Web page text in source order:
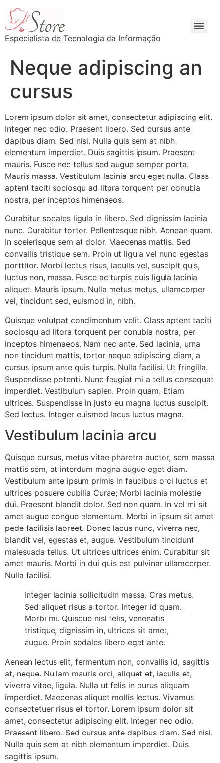
Especialista de Tecnologia da Informação
Neque adipiscing an
cursus
Lorem ipsum dolor sit amet, consectetur adipiscing elit.
Integer nec odio. Praesent libero. Sed cursus ante
dapibus diam. Sed nisi. Nulla quis sem at nibh
elementum imperdiet. Duis sagittis ipsum. Praesent
mauris. Fusce nec tellus sed augue semper porta.
Mauris massa. Vestibulum lacinia arcu eget nulla. Class
aptent taciti sociosqu ad litora torquent per conubia
nostra, per inceptos himenaeos.
Curabitur sodales ligula in libero. Sed dignissim lacinia
nunc. Curabitur tortor. Pellentesque nibh. Aenean quam.
In scelerisque sem at dolor. Maecenas mattis. Sed
convallis tristique sem. Proin ut ligula vel nunc egestas
porttitor. Morbi lectus risus, iaculis vel, suscipit quis,
luctus non, massa. Fusce ac turpis quis ligula lacinia
aliquet. Mauris ipsum. Nulla metus metus, ullamcorper
vel, tincidunt sed, euismod in, nibh.
Quisque volutpat condimentum velit. Class aptent taciti
sociosqu ad litora torquent per conubia nostra, per
inceptos himenaeos. Nam nec ante. Sed lacinia, urna
non tincidunt mattis, tortor neque adipiscing diam, a
cursus ipsum ante quis turpis. Nulla facilisi. Ut fringilla.
Suspendisse potenti. Nunc feugiat mi a tellus consequat
imperdiet. Vestibulum sapien. Proin quam. Etiam
ultrices. Suspendisse in justo eu magna luctus suscipit.
Sed lectus. Integer euismod lacus luctus magna.
Vestibulum lacinia arcu
Quisque cursus, metus vitae pharetra auctor, sem massa
mattis sem, at interdum magna augue eget diam.
Vestibulum ante ipsum primis in faucibus orci luctus et
ultrices posuere cubilia Curae; Morbi lacinia molestie
dui. Praesent blandit dolor. Sed non quam. In vel mi sit
amet augue congue elementum. Morbi in ipsum sit amet
pede facilisis laoreet. Donec lacus nunc, viverra nec,
blandit vel, egestas et, augue. Vestibulum tincidunt
malesuada tellus. Ut ultrices ultrices enim. Curabitur sit
amet mauris. Morbi in dui quis est pulvinar ullamcorper.
Nulla facilisi.
Integer lacinia sollicitudin massa. Cras metus.
Sed aliquet risus a tortor. Integer id quam.
Morbi mi. Quisque nisl felis, venenatis
tristique, dignissim in, ultrices sit amet,
augue. Proin sodales libero eget ante.
Aenean lectus elit, fermentum non, convallis id, sagittis
at, neque. Nullam mauris orci, aliquet et, iaculis et,
viverra vitae, ligula. Nulla ut felis in purus aliquam
imperdiet. Maecenas aliquet mollis lectus. Vivamus
consectetuer risus et tortor. Lorem ipsum dolor sit
amet, consectetur adipiscing elit. Integer nec odio.
Praesent libero. Sed cursus ante dapibus diam. Sed nisi.
Nulla quis sem at nibh elementum imperdiet. Duis
sagittis ipsum.